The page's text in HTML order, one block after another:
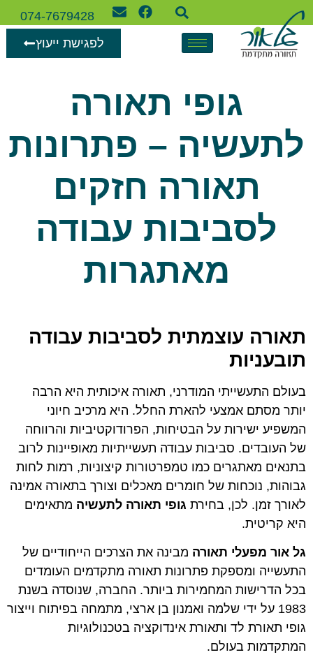
074-7679428
לפגישת ייעוץ
גופי תאורה
לתעשיה – פתרונות
תאורה חזקים
לסביבות עבודה
מאתגרות
תאורה עוצמתית לסביבות עבודה
תובעניות
בעולם התעשייתי המודרני, תאורה איכותית היא הרבה
יותר מסתם אמצעי להארת החלל. היא מרכיב חיוני
המשפיע ישירות על הבטיחות, הפרודוקטיביות והרווחה
של העובדים. סביבות עבודה תעשייתיות מאופיינות לרוב
בתנאים מאתגרים כמו טמפרטורות קיצוניות, רמות לחות
גבוהות, נוכחות של חומרים מאכלים וצורך בתאורה אמינה
לאורך זמן. לכן, בחירת גופי תאורה לתעשיה מתאימים
היא קריטית.
גל אור מפעלי תאורה מבינה את הצרכים הייחודיים של
התעשייה ומספקת פתרונות תאורה מתקדמים העומדים
בכל הדרישות המחמירות ביותר. החברה, שנוסדה בשנת
1983 על ידי שלמה ואמנון בן ארצי, מתמחה בפיתוח וייצור
גופי תאורת לד ותאורת אינדוקציה בטכנולוגיות
המתקדמות בעולם.